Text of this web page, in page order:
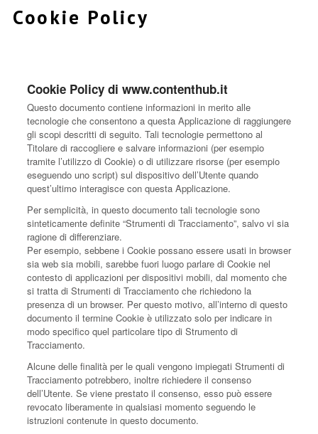
Cookie Policy
Cookie Policy di www.contenthub.it
Questo documento contiene informazioni in merito alle
tecnologie che consentono a questa Applicazione di raggiungere
gli scopi descritti di seguito. Tali tecnologie permettono al
Titolare di raccogliere e salvare informazioni (per esempio
tramite l’utilizzo di Cookie) o di utilizzare risorse (per esempio
eseguendo uno script) sul dispositivo dell’Utente quando
quest’ultimo interagisce con questa Applicazione.
Per semplicità, in questo documento tali tecnologie sono
sinteticamente definite “Strumenti di Tracciamento”, salvo vi sia
ragione di differenziare.
Per esempio, sebbene i Cookie possano essere usati in browser
sia web sia mobili, sarebbe fuori luogo parlare di Cookie nel
contesto di applicazioni per dispositivi mobili, dal momento che
si tratta di Strumenti di Tracciamento che richiedono la
presenza di un browser. Per questo motivo, all’interno di questo
documento il termine Cookie è utilizzato solo per indicare in
modo specifico quel particolare tipo di Strumento di
Tracciamento.
Alcune delle finalità per le quali vengono impiegati Strumenti di
Tracciamento potrebbero, inoltre richiedere il consenso
dell’Utente. Se viene prestato il consenso, esso può essere
revocato liberamente in qualsiasi momento seguendo le
istruzioni contenute in questo documento.